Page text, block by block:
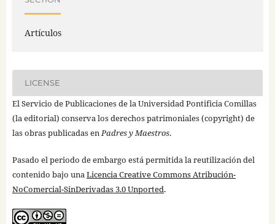
Artículos
LICENSE
El Servicio de Publicaciones de la Universidad Pontificia Comillas
(la editorial) conserva los derechos patrimoniales (copyright) de
las obras publicadas enPadres y Maestros.
Pasado el periodo de embargo está permitida la reutilización del
contenido bajo unaLicencia Creative Commons Atribución-
NoComercial-SinDerivadas 3.0 Unported.